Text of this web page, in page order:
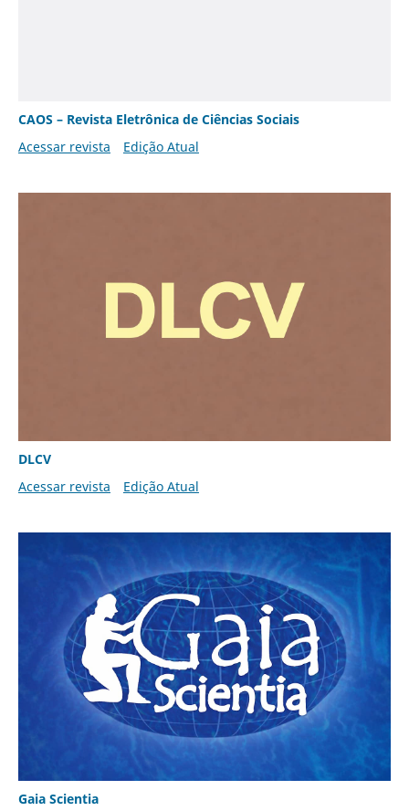
CAOS – Revista Eletrônica de Ciências Sociais
Acessar revista
Edição Atual
DLCV
Acessar revista
Edição Atual
Gaia Scientia